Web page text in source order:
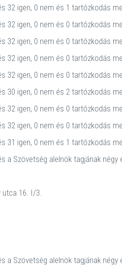
32 igen, 0 nem és 1 tartózkodás
32 igen, 0 nem és 0 tartózkodás
32 igen, 0 nem és 0 tartózkodás
32 igen, 0 nem és 0 tartózkodás
32 igen, 0 nem és 0 tartózkodás
30 igen, 0 nem és 2 tartózkodás
32 igen, 0 nem és 0 tartózkodás
32 igen, 0 nem és 0 tartózkodás
31 igen, 0 nem és 1 tartózkodás
a Szövetség alelnök tagjának
utca 16. I/3.
a Szövetség alelnök tagjának